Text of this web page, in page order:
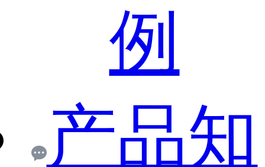
例
产品知